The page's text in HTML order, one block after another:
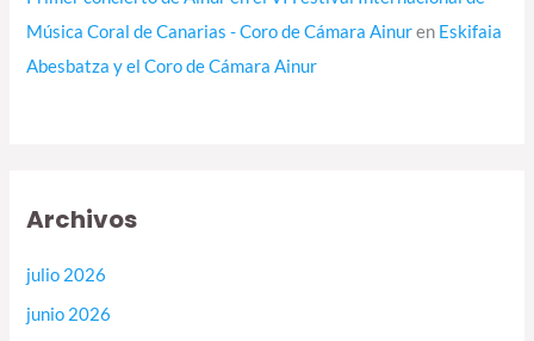
Música Coral de Canarias - Coro de Cámara Ainuren Eskifaia
Abesbatza y el Coro de Cámara Ainur
Archivos
julio 2026
junio 2026